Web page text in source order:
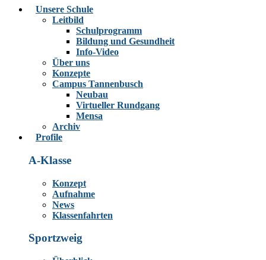
Unsere Schule
Leitbild
Schulprogramm
Bildung und Gesundheit
Info-Video
Über uns
Konzepte
Campus Tannenbusch
Neubau
Virtueller Rundgang
Mensa
Archiv
Profile
A-Klasse
Konzept
Aufnahme
News
Klassenfahrten
Sportzweig